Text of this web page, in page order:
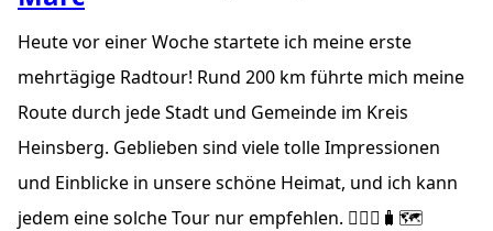
Heute vor einer Woche startete ich meine erste
mehrtägige Radtour! Rund 200 km führte mich meine
Route durch jede Stadt und Gemeinde im Kreis
Heinsberg. Geblieben sind viele tolle Impressionen
und Einblicke in unsere schöne Heimat, und ich kann
jedem eine solche Tour nur empfehlen. 🚴🏼‍♂️🧳🗺